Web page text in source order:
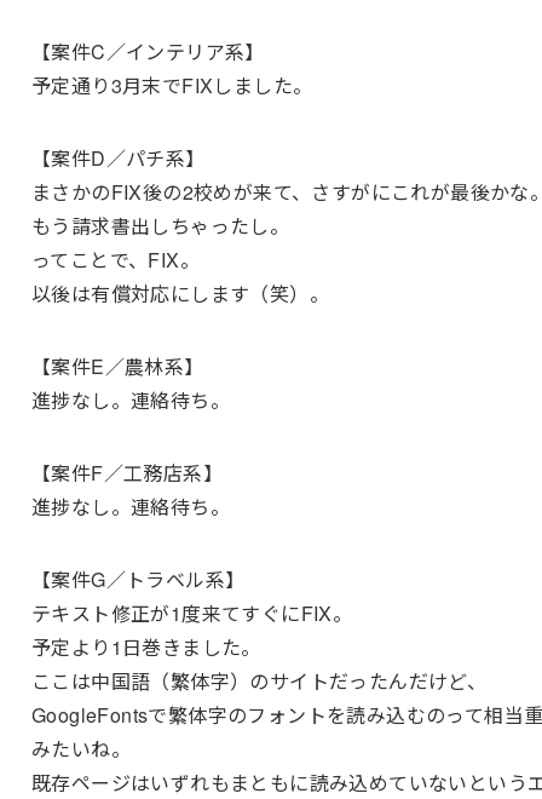
【案件C／インテリア系】
予定通り3月末でFIXしました。
【案件D／パチ系】
まさかのFIX後の2校めが来て、さすがにこれが最後かな
もう請求書出しちゃったし。
ってことで、FIX。
以後は有償対応にします（笑）。
【案件E／農林系】
進捗なし。連絡待ち。
【案件F／工務店系】
進捗なし。連絡待ち。
【案件G／トラベル系】
テキスト修正が1度来てすぐにFIX。
予定より1日巻きました。
ここは中国語（繁体字）のサイトだったんだけど、
GoogleFontsで繁体字のフォントを読み込むのって相当
みたいね。
既存ページはいずれもまともに読み込めていないという